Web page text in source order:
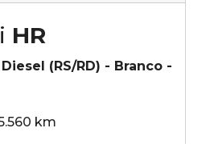
HR
(RS/RD) - Branco -
km